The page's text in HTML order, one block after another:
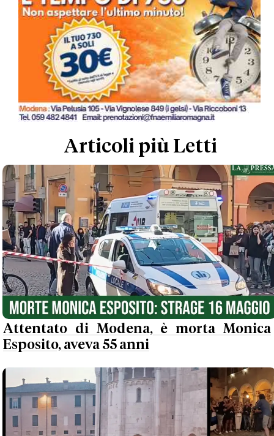
Articoli più Letti
Attentato di Modena, è morta Monica
Esposito, aveva 55 anni